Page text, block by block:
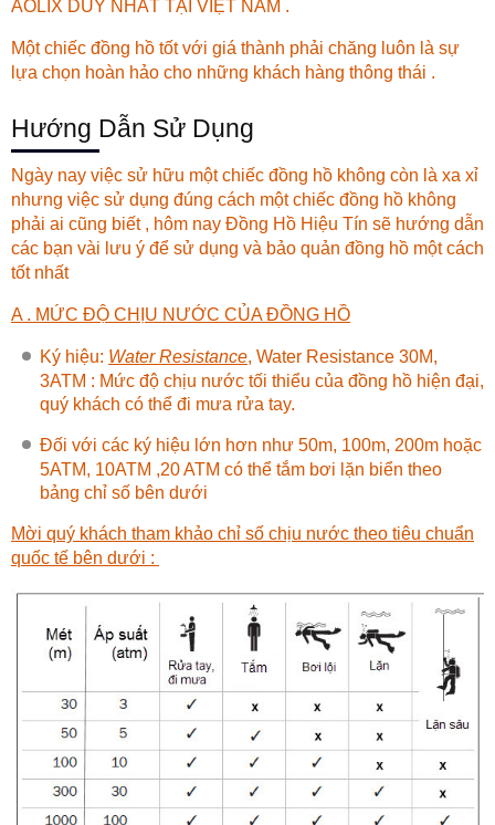
AOLIX DUY NHẤT TẠI VIỆT NAM .
Một chiếc đồng hồ tốt với giá thành phải chăng luôn là sự
lựa chọn hoàn hảo cho những khách hàng thông thái .
Hướng Dẫn Sử Dụng
Ngày nay việc sử hữu một chiếc đồng hồ không còn là xa xỉ
nhưng việc sử dụng đúng cách một chiếc đồng hồ không
phải ai cũng biết , hôm nay Đồng Hồ Hiệu Tín sẽ hướng dẫn
các bạn vài lưu ý để sử dụng và bảo quản đồng hồ một cách
tốt nhất
A . MỨC ĐỘ CHỊU NƯỚC CỦA ĐỒNG HỒ
Ký hiệu: Water Resistance, Water Resistance 30M,
3ATM : Mức độ chịu nước tối thiểu của đồng hồ hiện đại,
quý khách có thể đi mưa rửa tay.
Đối với các ký hiệu lớn hơn như 50m, 100m, 200m hoặc
5ATM, 10ATM ,20 ATM có thể tắm bơi lặn biển theo
bảng chỉ số bên dưới
Mời quý khách tham khảo chỉ số chịu nước theo tiêu chuẩn
quốc tế bên dưới :